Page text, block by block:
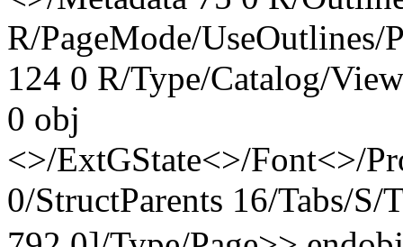
R/PageMode/UseOutlines/
124 0 R/Type/Catalog/
0 obj
<>/ExtGState<>/Font<>/
0/StructParents 16/Tabs/